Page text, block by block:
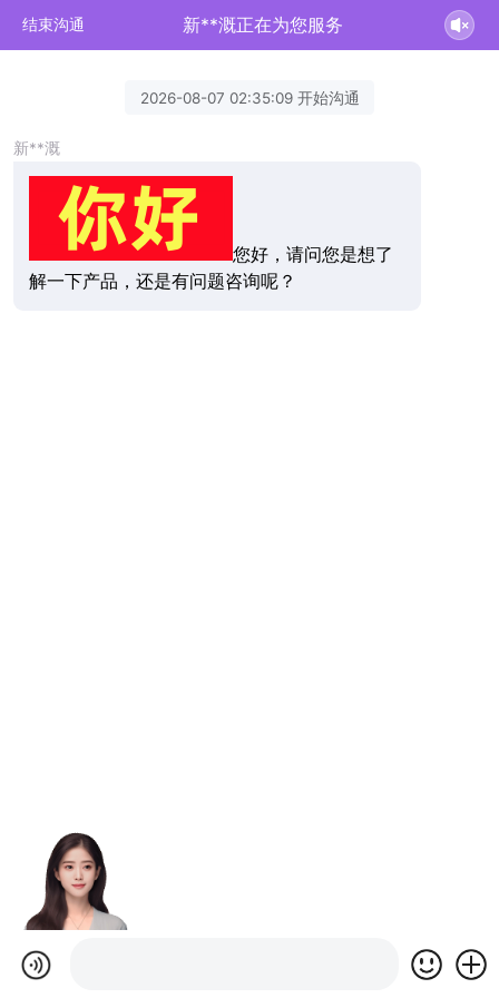
结束沟通 新**溉正在为您服务
2026-08-07 02:35:09 开始沟通
新**溉
您好，请问您是想了
解一下产品，还是有问题咨询呢？